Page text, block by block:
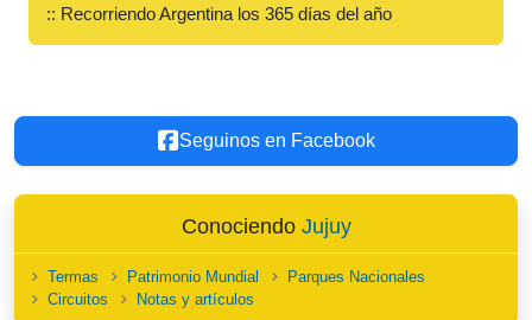
:: Recorriendo Argentina los 365 días del año
Seguinos en Facebook
Conociendo Jujuy
Termas Patrimonio Mundial
Parques Nacionales
Circuitos
Notas y artículos